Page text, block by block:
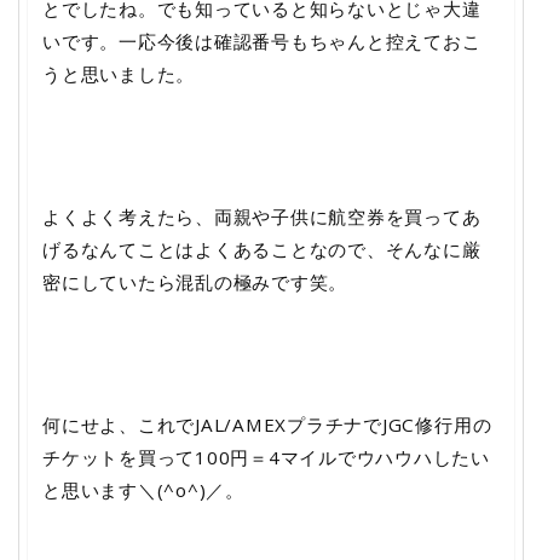
とでしたね。でも知っていると知らないとじゃ大違
いです。一応今後は確認番号もちゃんと控えておこ
うと思いました。
よくよく考えたら、両親や子供に航空券を買ってあ
げるなんてことはよくあることなので、そんなに厳
密にしていたら混乱の極みです笑。
何にせよ、これでJAL/AMEXプラチナでJGC修行用の
チケットを買って100円＝4マイルでウハウハしたい
と思います＼(^o^)／。